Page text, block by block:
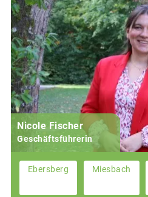
Nicole Fischer
Geschäftsführerin
Ebersberg Miesbach